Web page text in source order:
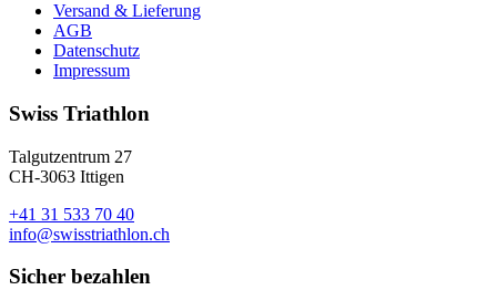
Versand & Lieferung
AGB
Datenschutz
Impressum
Swiss Triathlon
Talgutzentrum 27
CH-3063 Ittigen
+41 31 533 70 40
info@swisstriathlon.ch
Sicher bezahlen